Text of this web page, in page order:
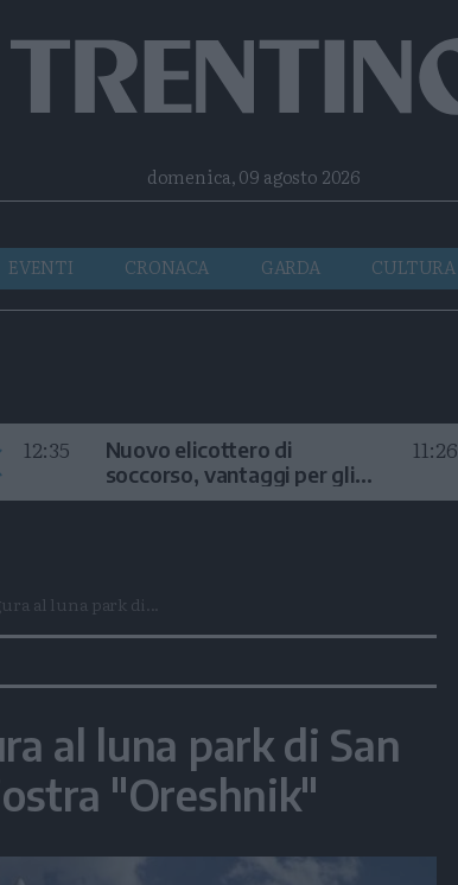
Telegram
RSS
domenica, 09 agosto 2026
EVENTI CRONACA GARDA CULTURA
12:35
Nuovo elicottero di
soccorso, vantaggi per gli
interventi in alta quota
11:26
al luna park di...
al luna park di San
"Oreshnik"